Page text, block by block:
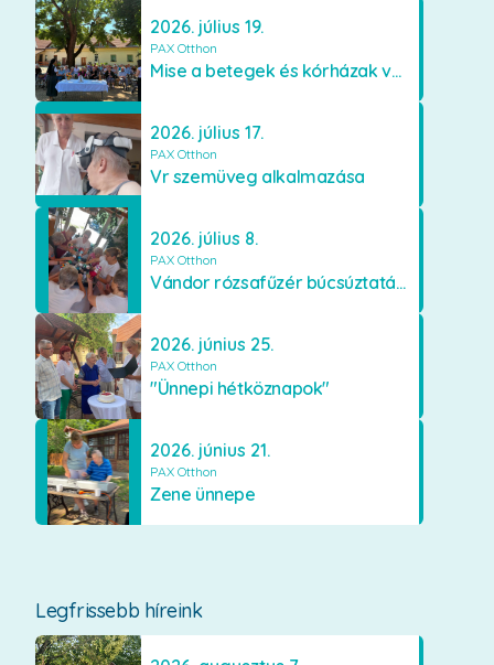
2026. július 19.
PAX Otthon
Mise a betegek és kórházak védőszentjének emlékére
2026. július 17.
PAX Otthon
Vr szemüveg alkalmazása
2026. július 8.
PAX Otthon
Vándor rózsafűzér búcsúztatása
2026. június 25.
PAX Otthon
"Ünnepi hétköznapok"
2026. június 21.
PAX Otthon
Zene ünnepe
Legfrissebb híreink